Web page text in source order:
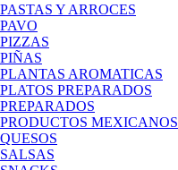
PASTAS Y ARROCES
PAVO
PIZZAS
PIÑAS
PLANTAS AROMATICAS
PLATOS PREPARADOS
PREPARADOS
PRODUCTOS MEXICANOS
QUESOS
SALSAS